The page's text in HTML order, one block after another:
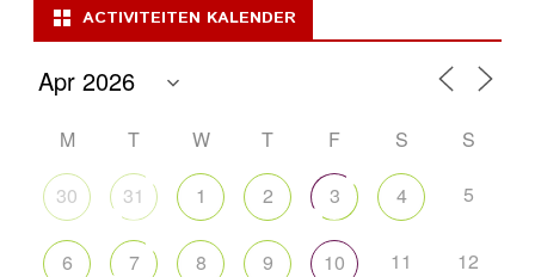
ACTIVITEITEN KALENDER
M T W T F S S
30 31 1 2 3 4 5
6 7 8 9 10 11 12